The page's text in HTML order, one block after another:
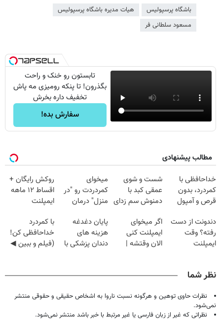
باشگاه پرسپولیس
هیات مدیره باشگاه پرسپولیس
مسعود سلطانی فر
تابستون رو خنک و راحت
بگذرون! تا پنکه رومیزی مه پاش
تخفیف داره بخرش
سفارش بده!
مطالب پیشنهادی
خداحافظی با
کمردرد، بدون
قرص و آمپول
شست و شوی
عمقی کبد با
دمنوش سم زدای
میخوای
کمردردت رو "در
منزل" درمان
◂پرسش‌نامه)
روکش رایگان +
اقساط ۱۲ ماهه
ایمپلنت
دندونت از دست
رفته؟ وقت
ایمپلنت
اگر میخوای
ایمپلنت کنی
الان وقتشه |
پایان دغدغه
هزینه های
دندان پزشکی با
با کمردرد
خداحافظی کن!
(فیلم و ببین ◀
نظر شما
نظرات حاوی توهین و هرگونه نسبت ناروا به اشخاص حقیقی و حقوقی منتشر
نمی‌شود.
نظراتی که غیر از زبان فارسی یا غیر مرتبط با خبر باشد منتشر نمی‌شود.